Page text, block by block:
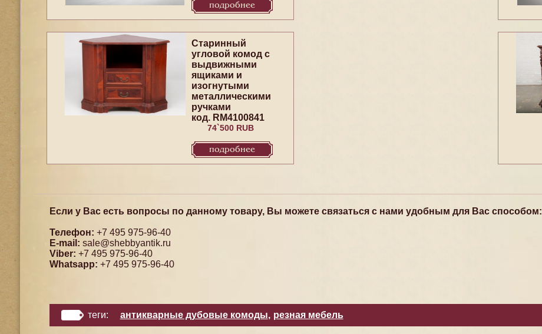
подробнее
Старинный
угловой комод с
выдвижными
ящиками и
изогнутыми
металлическими
ручками
код. RM4100841
74`500 RUB
подробнее
Если у Вас есть вопросы по данному товару, Вы можете связаться с нами удобным для Вас способом:
Телефон: +7 495 975-96-40
E-mail: sale@shebbyantik.ru
Viber: +7 495 975-96-40
Whatsapp: +7 495 975-96-40
теги: антикварные дубовые комоды, резная мебель